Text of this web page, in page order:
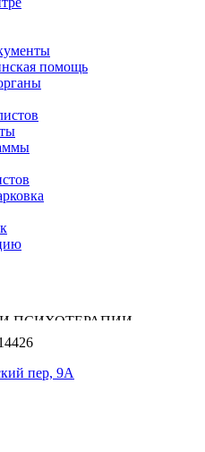
помощь
ПСИХОТЕРАПИИ
пер, 9А